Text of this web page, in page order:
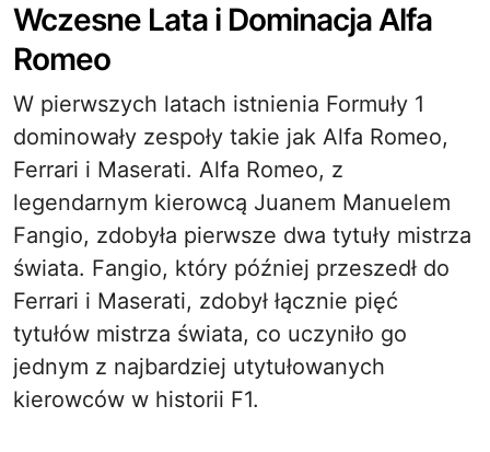
Wczesne Lata i Dominacja Alfa
Romeo
W pierwszych latach istnienia Formuły 1
dominowały zespoły takie jak Alfa Romeo,
Ferrari i Maserati. Alfa Romeo, z
legendarnym kierowcą Juanem Manuelem
Fangio, zdobyła pierwsze dwa tytuły mistrza
świata. Fangio, który później przeszedł do
Ferrari i Maserati, zdobył łącznie pięć
tytułów mistrza świata, co uczyniło go
jednym z najbardziej utytułowanych
kierowców w historii F1.